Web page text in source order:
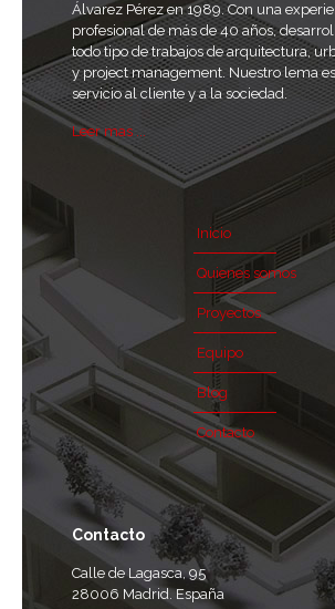
Álvarez Pérez en 1989. Con una
profesional de más de 40 años,
todo tipo de trabajos de arquitectura,
y project management. Nuestro lema
servicio al cliente y a la sociedad.
Leer mas ...
Inicio
Quienes somos
Proyectos
Equipo
Blog
Contacto
Contacto
Calle de Lagasca, 95
28006 Madrid. España